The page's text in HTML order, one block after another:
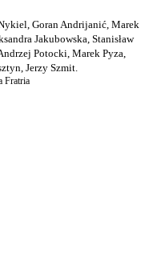
Goran Andrijanić, Marek
Jakubowska, Stanisław
Potocki, Marek Pyza,
Jerzy Szmit.
Fratria